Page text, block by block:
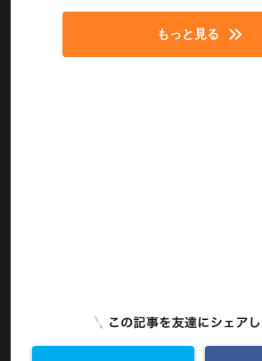
もっと見る